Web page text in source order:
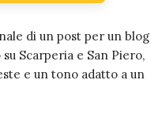
di un post per un blog
Scarperia e San Piero,
e un tono adatto a un